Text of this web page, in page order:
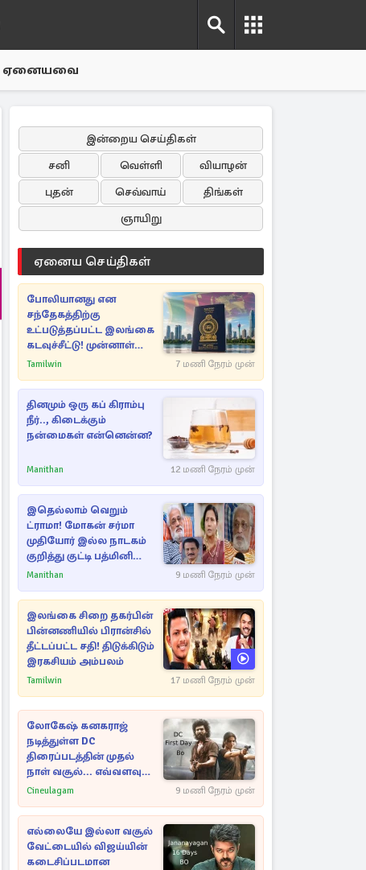
ஏனையவை
இன்றைய செய்திகள்
சனி
வெள்ளி
வியாழன்
புதன்
செவ்வாய்
திங்கள்
ஞாயிறு
ஏனைய செய்திகள்
போலியானது என
சந்தேகத்திற்கு
உட்படுத்தப்பட்ட இலங்கை
கடவுச்சீட்டு! முன்னாள்
எம்.பிக்கு
சிக்கல்
Tamilwin 7 மணி நேரம் முன்
தினமும் ஒரு கப் கிராம்பு
நீர்.., கிடைக்கும்
நன்மைகள் என்னென்ன?
Manithan 12 மணி நேரம் முன்
இதெல்லாம் வெறும்
ட்ராமா! மோகன் சர்மா
முதியோர் இல்ல நாடகம்
குறித்து குட்டி பத்மினி
பரபரப்பு பேட்டி
Manithan 9 மணி நேரம் முன்
இலங்கை சிறை தகர்பின்
பின்னணியில் பிரான்சில்
தீட்டப்பட்ட சதி! திடுக்கிடும்
இரகசியம் அம்பலம்
Tamilwin 17 மணி நேரம் முன்
லோகேஷ் கனகராஜ்
நடித்துள்ள DC
திரைப்படத்தின் முதல்
நாள் வசூல்... எவ்வளவு
தெரியுமா?
Cineulagam 9 மணி நேரம் முன்
எல்லையே இல்லா வசூல்
வேட்டையில் விஜய்யின்
கடைசிப்படமான